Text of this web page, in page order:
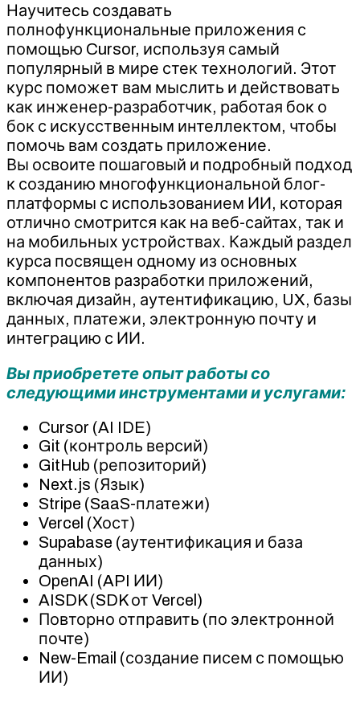
Научитесь создавать
полнофункциональные приложения с
помощью Cursor, используя самый
популярный в мире стек технологий. Этот
курс поможет вам мыслить и действовать
как инженер-разработчик, работая бок о
бок с искусственным интеллектом, чтобы
помочь вам создать приложение.
Вы освоите пошаговый и подробный подход
к созданию многофункциональной блог-
платформы с использованием ИИ, которая
отлично смотрится как на веб-сайтах, так и
на мобильных устройствах. Каждый раздел
курса посвящен одному из основных
компонентов разработки приложений,
включая дизайн, аутентификацию, UX, базы
данных, платежи, электронную почту и
интеграцию с ИИ.
Вы приобретете опыт работы со
следующими инструментами и услугами:
Cursor (AI IDE)
Git (контроль версий)
GitHub (репозиторий)
Next.js (Язык)
Stripe (SaaS-платежи)
Vercel (Хост)
Supabase (аутентификация и база
данных)
OpenAI (API ИИ)
AISDK (SDK от Vercel)
Повторно отправить (по электронной
почте)
New-Email (создание писем с помощью
ИИ)